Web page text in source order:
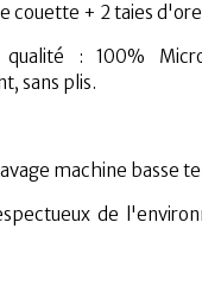
couette + 2 taies
: 100%
sans plis.
machine basse
de